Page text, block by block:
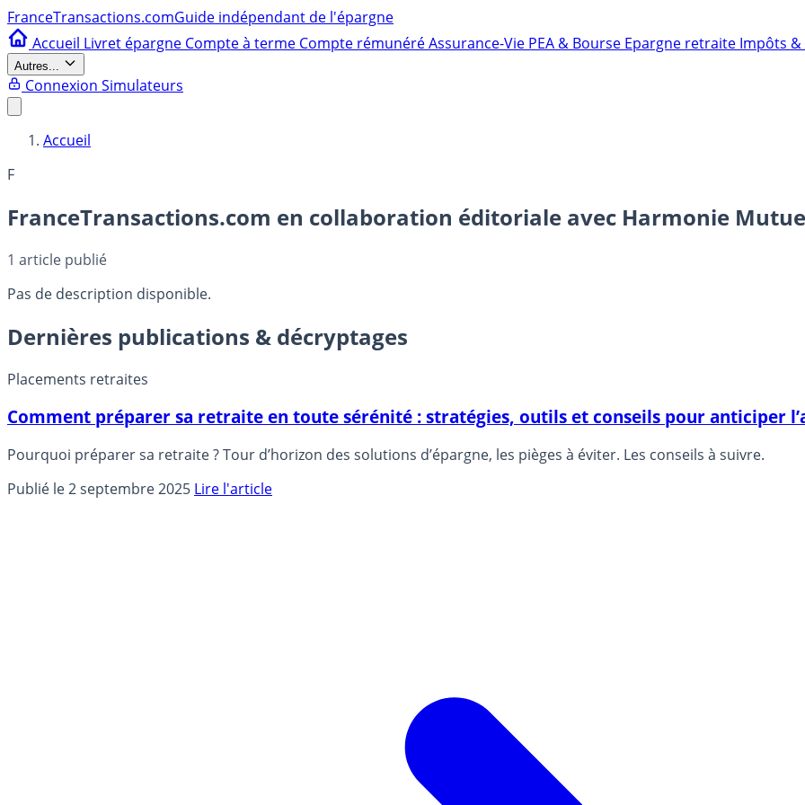
FranceTransactions.comGuide indépendant de l'épargne
Accueil Livret épargne Compte à terme Compte rémunéréAssurance-Vie PEA & Bourse Epargne retraite Impôts &
Autres...
Connexion Simulateurs
Accueil
F
FranceTransactions.com en collaboration éditoriale avec Harmonie
1 article publié
Pas de description disponible.
Dernières publications & décryptages
Placements retraites
Comment préparer sa retraite en toute sérénité : stratégies, outils et conseils pour anticiper
Pourquoi préparer sa retraite ? Tour d’horizon des solutions d’épargne, les pièges à éviter. Les conseils à suivre.
Publié le 2 septembre 2025 Lire l'article